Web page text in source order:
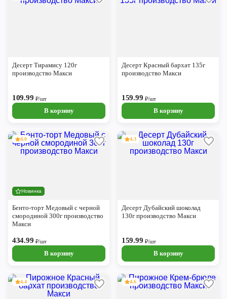
Десерт Тирамису 120г
производство Макси
109.99 ₽/шт
В корзину
Десерт Красный бархат 135г
производство Макси
159.99 ₽/шт
В корзину
Новинка
4.0
Бенто-торт Медовый с черной
смородиной 300г производство
Макси
434.99 ₽/шт
В корзину
4.3
Десерт Дубайский шоколад
130г производство Макси
159.99 ₽/шт
В корзину
4.4 4.6